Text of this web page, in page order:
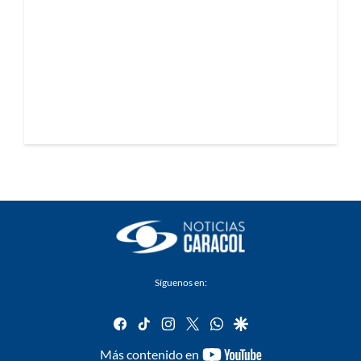
Síguenos en:
facebook
tiktok instagram
twitterwhatsapp
google
Más contenido en
youtube-